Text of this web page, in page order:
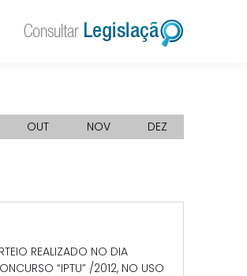
OUT NOV DEZ
REALIZADO NO DIA
“IPTU” /2012, NO USO